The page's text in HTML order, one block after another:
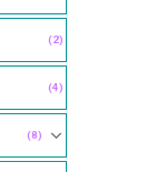
(2)
(4)
(8)